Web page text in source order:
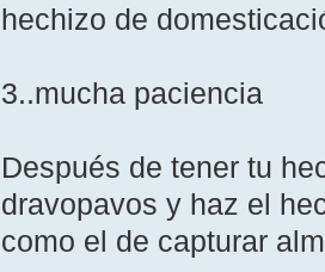
hechizo de
3..mucha paciencia
Después de tener tu
dravopavos y haz el
como el de capturar